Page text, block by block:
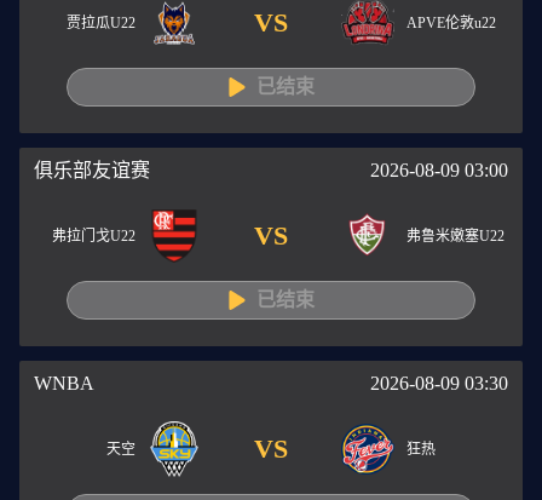
贾拉瓜U22 VS APVE伦敦u22
已结束
俱乐部友谊赛 2026-08-09 03:00
弗拉门戈U22 VS 弗鲁米嫩塞U22
已结束
WNBA 2026-08-09 03:30
天空 VS 狂热